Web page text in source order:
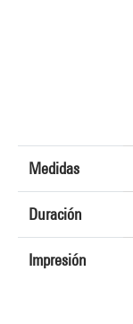
Medidas
Duración
Impresión